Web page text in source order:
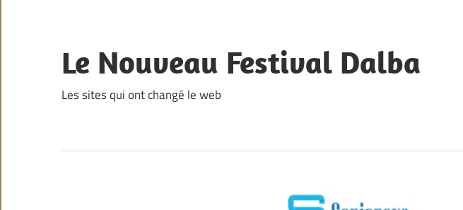
content
Le Nouveau Festival Dalba
Les sites qui ont changé le web